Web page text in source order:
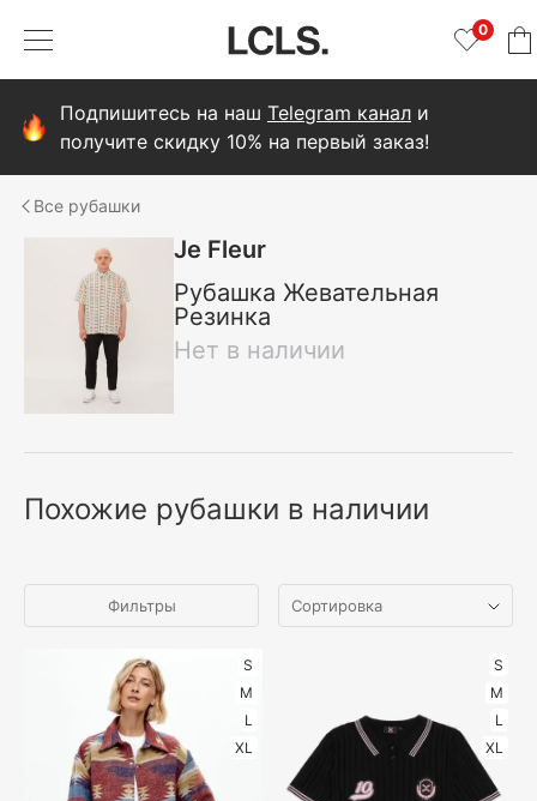
0
Подпишитесь на наш Telegram канал и
получите скидку 10% на первый заказ!
рубашки
Je Fleur
Рубашка Жевательная
Резинка
Нет в наличии
Похожие рубашки в наличии
Фильтры
S
M
L
XL
S
M
L
XL